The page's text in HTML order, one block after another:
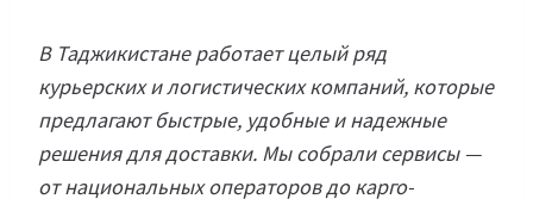
В Таджикистане работает целый ряд
курьерских и логистических компаний, которые
предлагают быстрые, удобные и надежные
решения для доставки. Мы собрали сервисы —
от национальных операторов до карго-